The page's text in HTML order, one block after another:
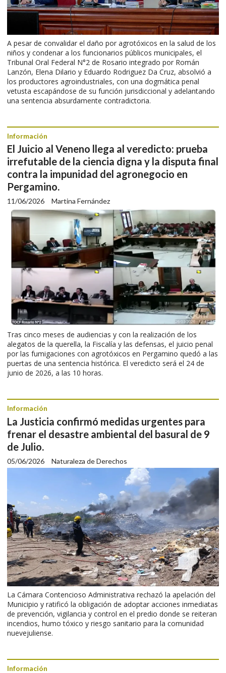
A pesar de convalidar el daño por agrotóxicos en la salud de los
niños y condenar a los funcionarios públicos municipales, el
Tribunal Oral Federal N°2 de Rosario integrado por Román
Lanzón, Elena Dilario y Eduardo Rodriguez Da Cruz, absolvió a
los productores agroindustriales, con una dogmática penal
vetusta escapándose de su función jurisdiccional y adelantando
una sentencia absurdamente contradictoria.
El Juicio al Veneno llega al veredicto: prueba
irrefutable de la ciencia digna y la disputa final
contra la impunidad del agronegocio en
Pergamino.
Martina Fernández
Información
11/06/2026
Tras cinco meses de audiencias y con la realización de los
alegatos de la querella, la Fiscalía y las defensas, el juicio penal
por las fumigaciones con agrotóxicos en Pergamino quedó a las
puertas de una sentencia histórica. El veredicto será el 24 de
junio de 2026, a las 10 horas.
La Justicia confirmó medidas urgentes para
frenar el desastre ambiental del basural de 9
de Julio.
Naturaleza de Derechos
Información
05/06/2026
La Cámara Contencioso Administrativa rechazó la apelación del
Municipio y ratificó la obligación de adoptar acciones inmediatas
de prevención, vigilancia y control en el predio donde se reiteran
incendios, humo tóxico y riesgo sanitario para la comunidad
nuevejuliense.
Información